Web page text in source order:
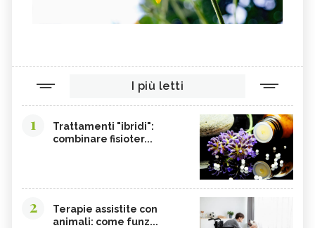
I più letti
1
Trattamenti "ibridi":
combinare fisioter...
2
Terapie assistite con
animali: come funz...